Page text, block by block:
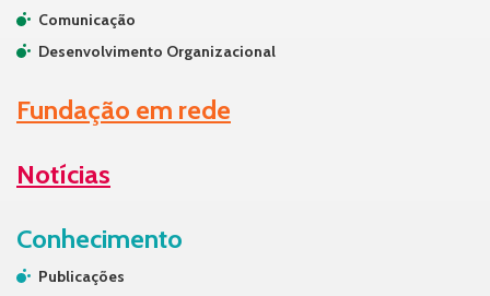
Comunicação
Desenvolvimento Organizacional
Fundação em rede
Notícias
Conhecimento
Publicações